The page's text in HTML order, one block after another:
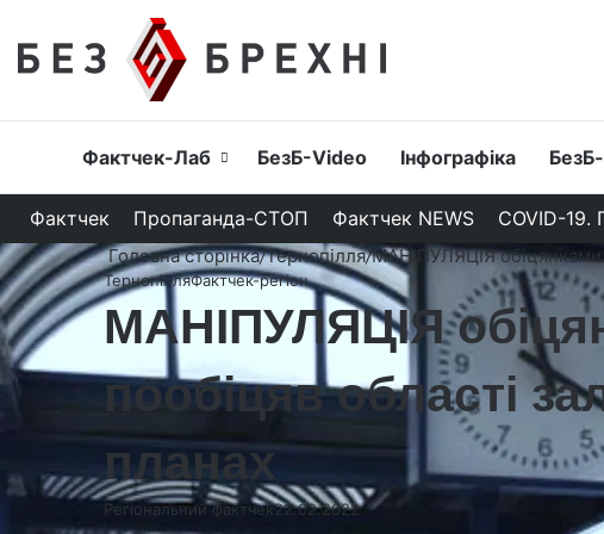
Головна
Фактчек-Лаб БезБ-Video Інфографіка
Фактчек Пропаганда-СТОП Фактчек NEWS COVID-19.
Головна сторінка/Тернопілля/МАНІПУЛЯЦІЯ обіцянками.
ТернопілляФактчек-регіон
МАНІПУЛЯЦІЯ
пообіцяв області
планах
Регіональний фактчек22.02.2022